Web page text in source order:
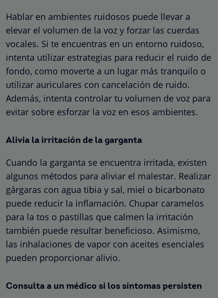
Hablar en ambientes ruidosos puede llevar a
elevar el volumen de la voz y forzar las cuerdas
vocales. Si te encuentras en un entorno ruidoso,
intenta utilizar estrategias para reducir el ruido de
fondo, como moverte a un lugar más tranquilo o
utilizar auriculares con cancelación de ruido.
Además, intenta controlar tu volumen de voz para
evitar sobre esforzar la voz en esos ambientes.
Alivia la irritación de la garganta
Cuando la garganta se encuentra irritada, existen
algunos métodos para aliviar el malestar. Realizar
gárgaras con agua tibia y sal, miel o bicarbonato
puede reducir la inflamación. Chupar caramelos
para la tos o pastillas que calmen la irritación
también puede resultar beneficioso. Asimismo,
las inhalaciones de vapor con aceites esenciales
pueden proporcionar alivio.
Consulta a un médico si los síntomas persisten